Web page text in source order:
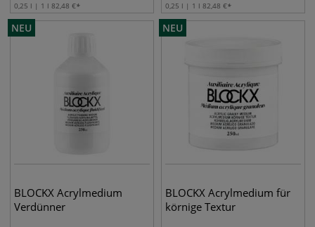
0,25 l | 1 l 82,48 € 0,25 l | 1 l 82,48 €
NEU
BLOCKX Acrylmedium
Verdünner
NEU
BLOCKX Acrylmedium für
körnige Textur